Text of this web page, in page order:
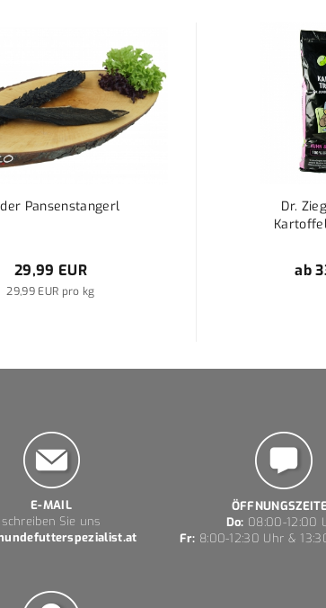
Pansenstangerl
29,99 EUR
29,99 EUR pro kg
Dr.
ab
E-MAIL
schreiben Sie uns
Do: 08:00-12:00
Fr: 8:00-12:30 Uhr &